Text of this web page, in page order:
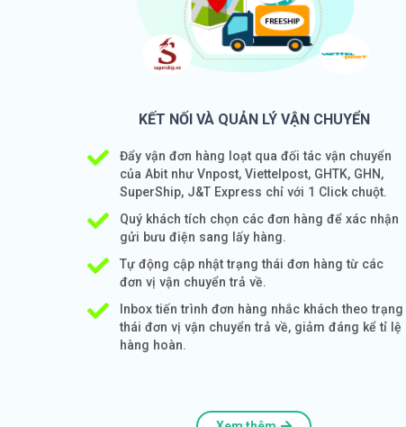
KẾT NỐI VÀ QUẢN LÝ VẬN CHUYỂN
Đẩy vận đơn hàng loạt qua đối tác vận chuyển
của Abit như Vnpost, Viettelpost, GHTK, GHN,
SuperShip, J&T Express chỉ với 1 Click chuột.
Quý khách tích chọn các đơn hàng để xác nhận
gửi bưu điện sang lấy hàng.
Tự động cập nhật trạng thái đơn hàng từ các
đơn vị vận chuyển trả về.
Inbox tiến trình đơn hàng nhắc khách theo trạng
thái đơn vị vận chuyển trả về, giảm đáng kể tỉ lệ
hàng hoàn.